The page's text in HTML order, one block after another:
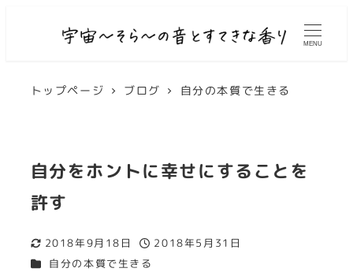
MENU
トップページ ブログ 自分の本質で生きる
自分をホントに幸せにすることを
許す
更新日
2018年9月18日
投稿日
2018年5月31日
カテゴリー
自分の本質で生きる